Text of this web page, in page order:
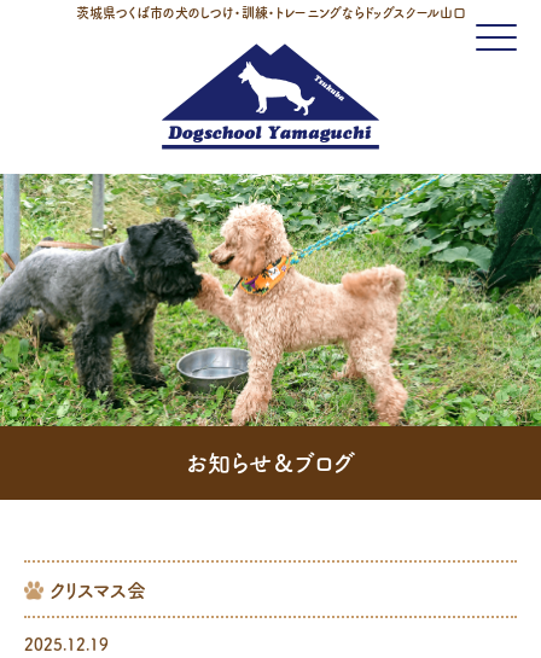
茨城県つくば市の犬のしつけ・訓練・トレーニングならドッグスクール山口
Click
お知らせ＆ブログ
クリスマス会
2025.12.19